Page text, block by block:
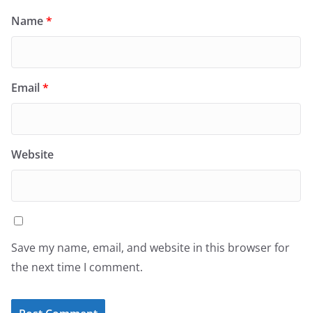
Name*
Email*
Website
Save my name, email, and website in this browser for
the next time I comment.